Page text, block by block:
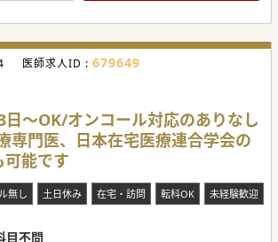
医師求人ID : 679649
日～OK/オンコール対応のありなし
専門医、日本在宅医療連合学会の
能です
無し 土日休み 在宅・訪問 転科OK 未経験歓迎
目不問